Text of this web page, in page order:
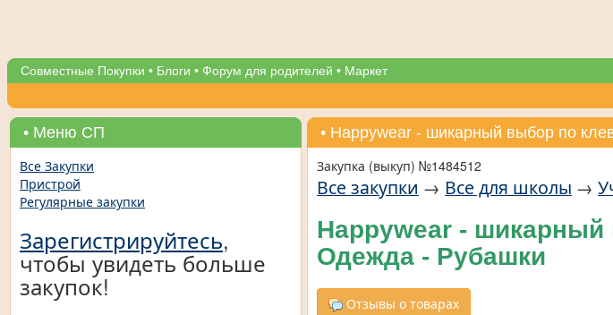
Совместные Покупки • Блоги • Форум для родителей • Маркет
• Меню СП
Все Закупки
Пристрой
Регулярные закупки
Зарегистрируйтесь,
чтобы увидеть больше
закупок!
• Нappywear - шикарный выбор по
Закупка (выкуп) №1484512
Все закупки → Все для школы →
Нappywear -
Одежда - Рубашки
Отзывы о товарах